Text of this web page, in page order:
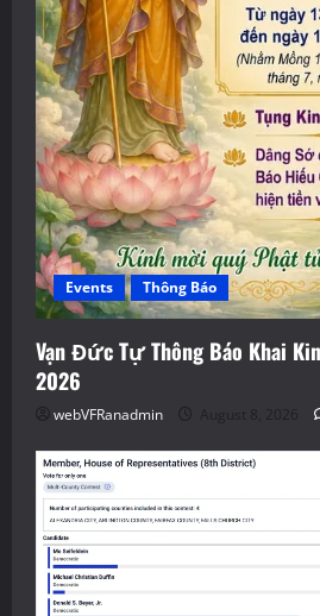
Events Thông Báo
Vạn Đức Tự Thông Báo Khai
2026
webVFRanadmin August 8, 2026